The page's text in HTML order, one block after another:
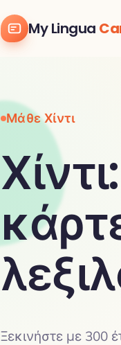
My Lingua
Μάθε Χίντι
Ξεκινήστε με 300